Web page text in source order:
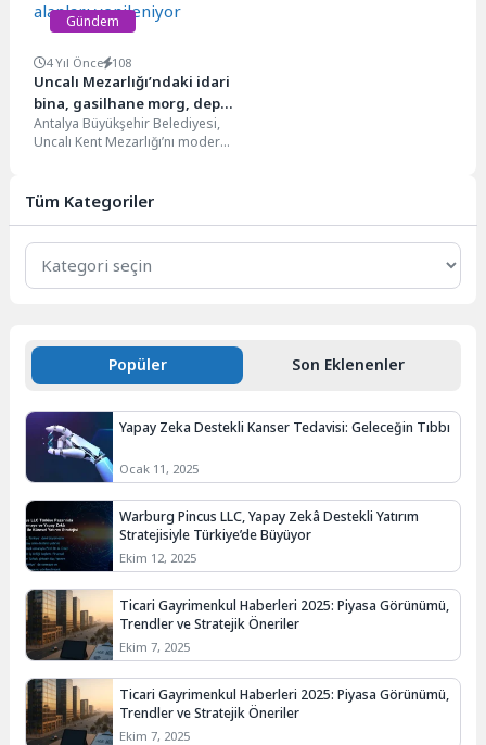
Gündem
4 Yıl Önce 108
Uncalı Mezarlığı’ndaki idari
bina, gasilhane morg, depo
ve ibadet alanları
yenileniyor
Antalya Büyükşehir Belediyesi,
Uncalı Kent Mezarlığı’nı modern
Tüm Kategoriler
Tüm
Kategoriler
Popüler Son Eklenenler
Yapay Zeka Destekli Kanser Tedavisi: Geleceğin Tıbbı
Ocak 11, 2025
Warburg Pincus LLC, Yapay Zekâ Destekli Yatırım
Stratejisiyle Türkiye’de Büyüyor
Ekim 12, 2025
Ticari Gayrimenkul Haberleri 2025: Piyasa Görünümü,
Trendler ve Stratejik Öneriler
Ekim 7, 2025
Ticari Gayrimenkul Haberleri 2025: Piyasa Görünümü,
Trendler ve Stratejik Öneriler
Ekim 7, 2025